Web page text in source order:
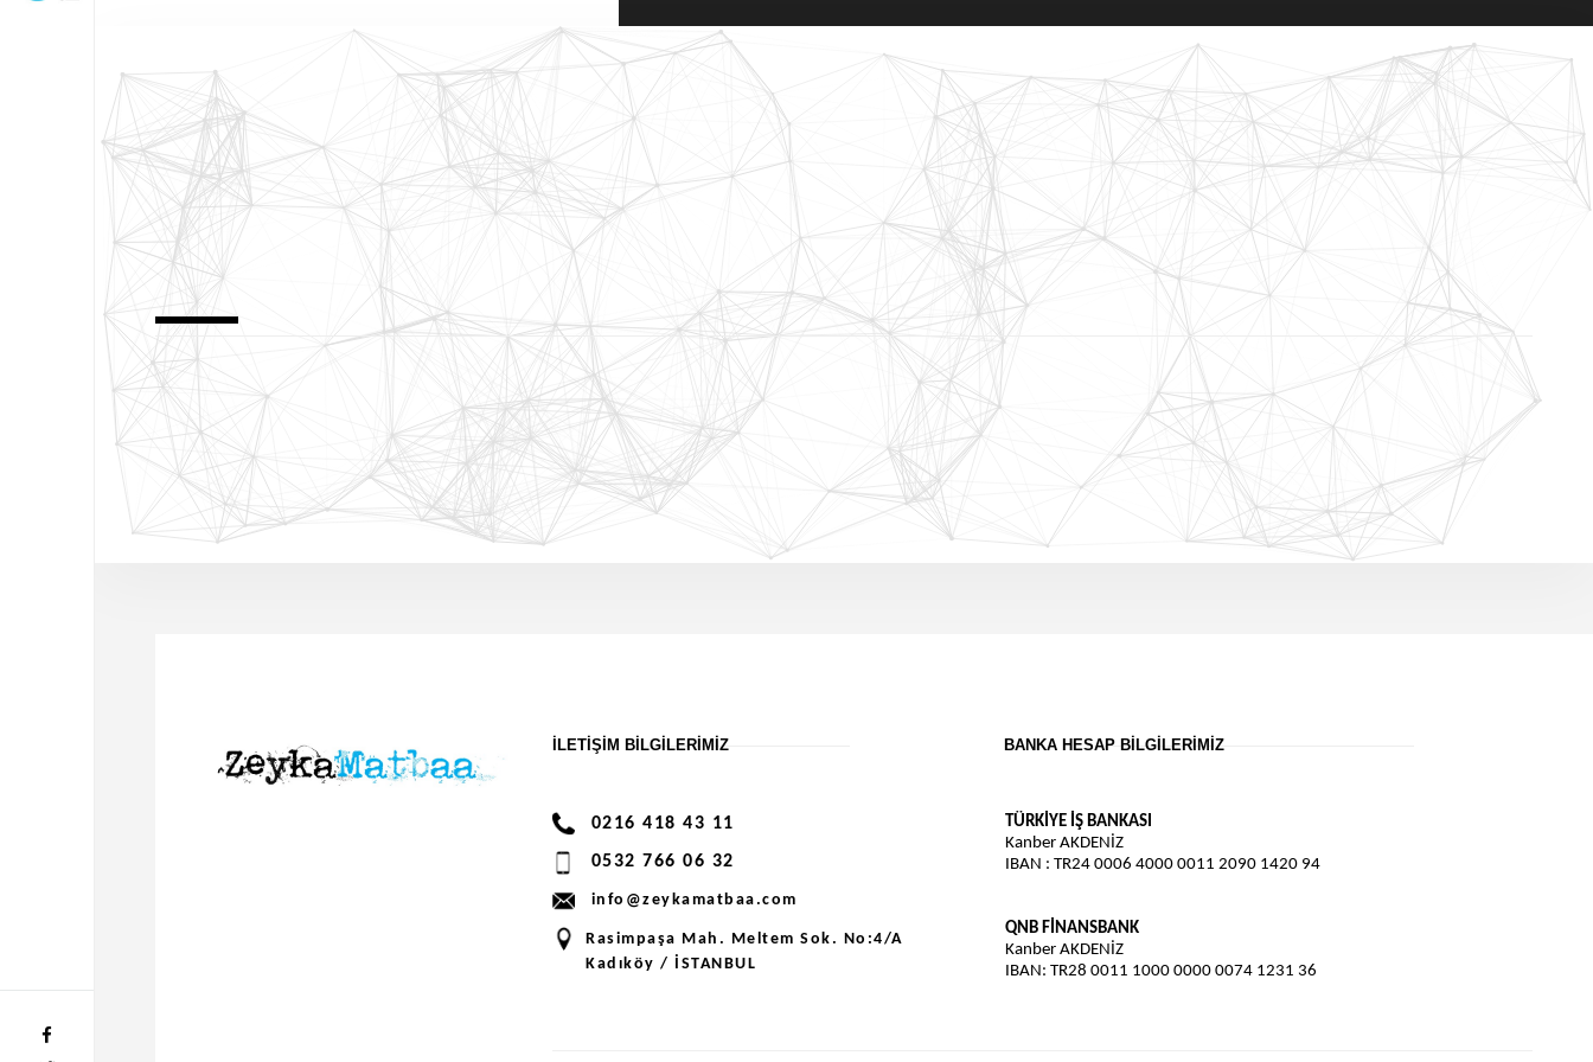
İLETIŞIM BILGILERIMIZ
0216 418 43 11
0532 766 06 32
info@zeykamatbaa.com
Rasimpaşa Mah. Meltem Sok. No:4/A
Kadıköy / İSTANBUL
BANKA HESAP BILGILERIMIZ
TÜRKİYE İŞ BANKASI
Kanber AKDENİZ
IBAN : TR24 0006 4000 0011 2090 1420 94
QNB FİNANSBANK
Kanber AKDENİZ
IBAN: TR28 0011 1000 0000 0074 1231 36